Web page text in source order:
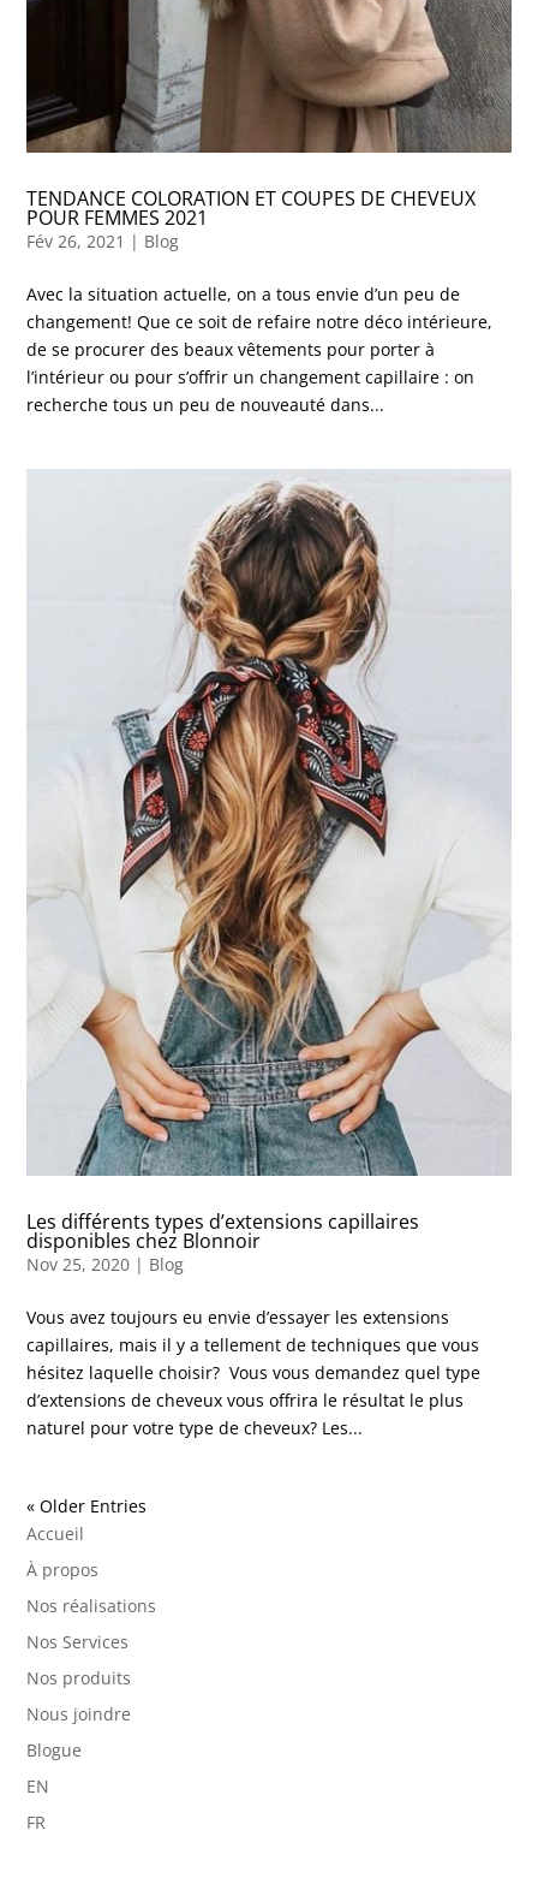
TENDANCE COLORATION ET COUPES DE CHEVEUX
POUR FEMMES 2021
Fév 26, 2021 | Blog
Avec la situation actuelle, on a tous envie d’un peu de
changement! Que ce soit de refaire notre déco intérieure,
de se procurer des beaux vêtements pour porter à
l’intérieur ou pour s’offrir un changement capillaire : on
recherche tous un peu de nouveauté dans...
Les différents types d’extensions capillaires
disponibles chez Blonnoir
Nov 25, 2020 | Blog
Vous avez toujours eu envie d’essayer les extensions
capillaires, mais il y a tellement de techniques que vous
hésitez laquelle choisir? Vous vous demandez quel type
d’extensions de cheveux vous offrira le résultat le plus
naturel pour votre type de cheveux? Les...
« Older Entries
Accueil
À propos
Nos réalisations
Nos Services
Nos produits
Nous joindre
Blogue
EN
FR